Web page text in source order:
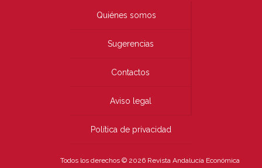
Quiénes somos
Sugerencias
Contactos
Aviso legal
Política de privacidad
Todos los derechos © 2026 Revista Andalucía Económica